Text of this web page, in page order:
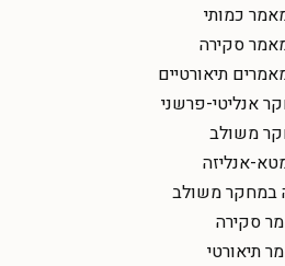
כמותי
סקירה
תיאורטיים
אנליטי-פרשני
משולב
אנליזה
במחקר משולב
סקירה
תיאורטי